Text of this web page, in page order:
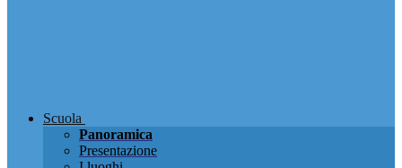
Scuola
Panoramica
Presentazione